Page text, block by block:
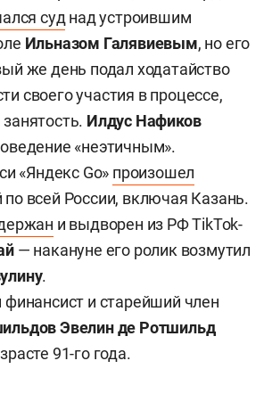
суд над устроившим
Ильназом Галявиевым, но его
же день подал ходатайство
своего участия в процессе,
Илдус Нафиков
«неэтичным».
«Яндекс Go» произошел
всей России, включая Казань.
и выдворен из РФ TikTok-
— накануне его ролик возмутил
.
финансист и старейший член
Эвелин де Ротшильд
91-го года.